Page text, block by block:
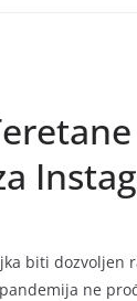
biti
ne